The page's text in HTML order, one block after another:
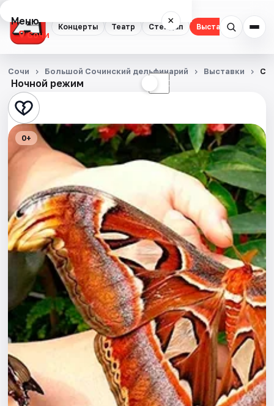
Концерты Театр Стендап Выставки
Меню ×
Сочи
Концерты
Театр
Стендап
Выставки
Квесты
Экскурсии
Спорт
События
Города
Площадки
Артисты
Рейтинги
Ночной режим ☾
Сочи Большой Сочинский дельфинарий Выставки
0+